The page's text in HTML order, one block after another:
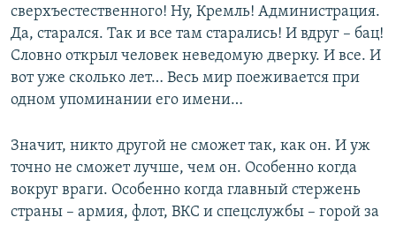
сверхъестественного! Ну, Кремль! Администрация.
Да, старался. Так и все там старались! И вдруг – бац!
Словно открыл человек неведомую дверку. И все. И
вот уже сколько лет… Весь мир поеживается при
одном упоминании его имени…
Значит, никто другой не сможет так, как он. И уж
точно не сможет лучше, чем он. Особенно когда
вокруг враги. Особенно когда главный стержень
страны – армия, флот, ВКС и спецслужбы – горой за